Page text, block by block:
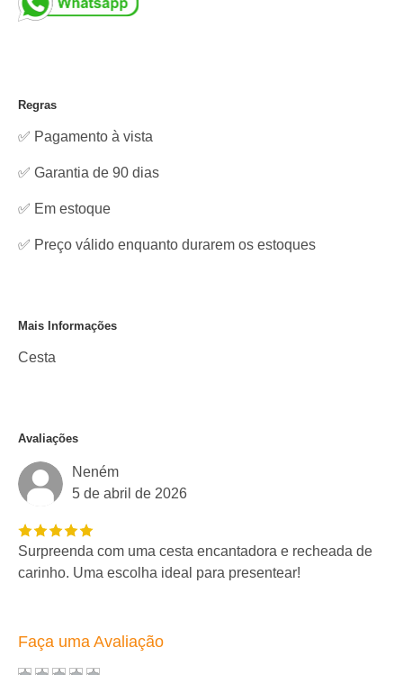
Regras
✅ Pagamento à vista
✅ Garantia de 90 dias
✅ Em estoque
✅ Preço válido enquanto durarem os estoques
Mais Informações
Cesta
Avaliações
Neném
5 de abril de 2026
Surpreenda com uma cesta encantadora e recheada de
carinho. Uma escolha ideal para presentear!
Faça uma Avaliação